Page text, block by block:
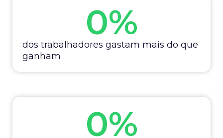
dos trabalhadores gastam mais do que
ganham
0%
0%